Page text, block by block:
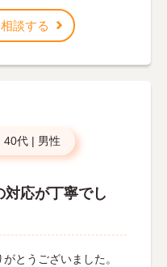
談する
40代 | 男性
応が丁寧でし
とうございました。